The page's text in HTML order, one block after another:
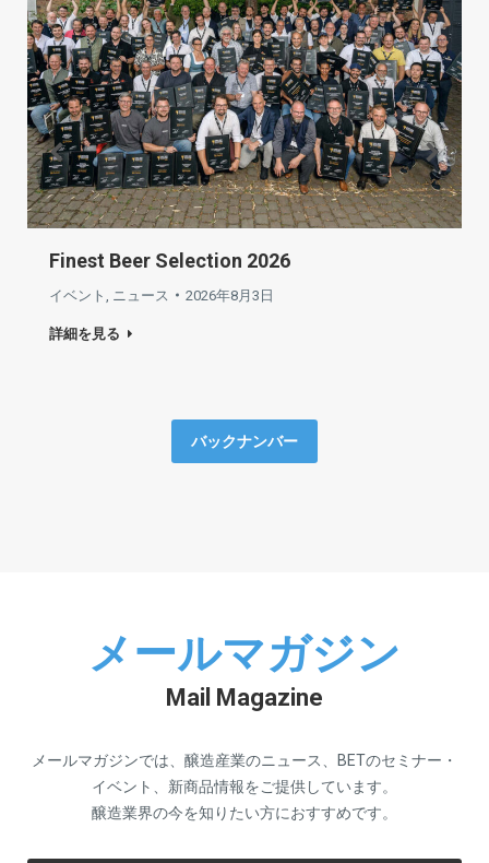
Finest Beer Selection 2026
イベント ニュース 2026年8月3日
詳細を見る
バックナンバー
メールマガジン
Mail Magazine
メールマガジンでは、醸造産業のニュース、BETのセミナー・
イベント、新商品情報をご提供しています。
醸造業界の今を知りたい方におすすめです。